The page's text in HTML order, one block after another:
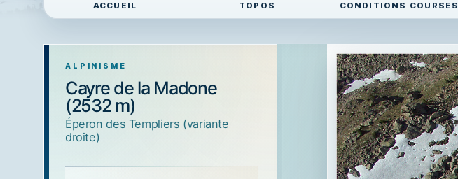
ACCUEIL TOPOS CONDITIONS COURSES
ALPINISME
Cayre de la Madone
(2532 m)
éperon des Templiers (variante
droite)